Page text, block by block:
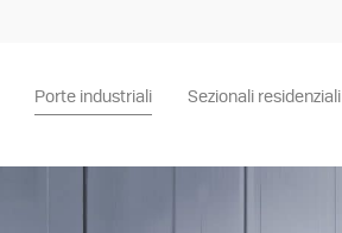
Porte industriali Sezionali residenziali